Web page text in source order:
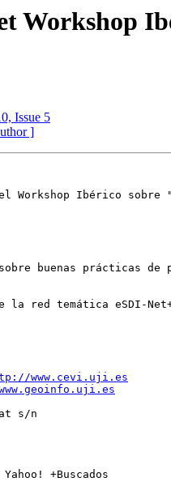
Workshop
Issue 5
]
Workshop Ibérico
buenas prácticas
la red temática eSDI-
www.cevi.uji.es
s/n